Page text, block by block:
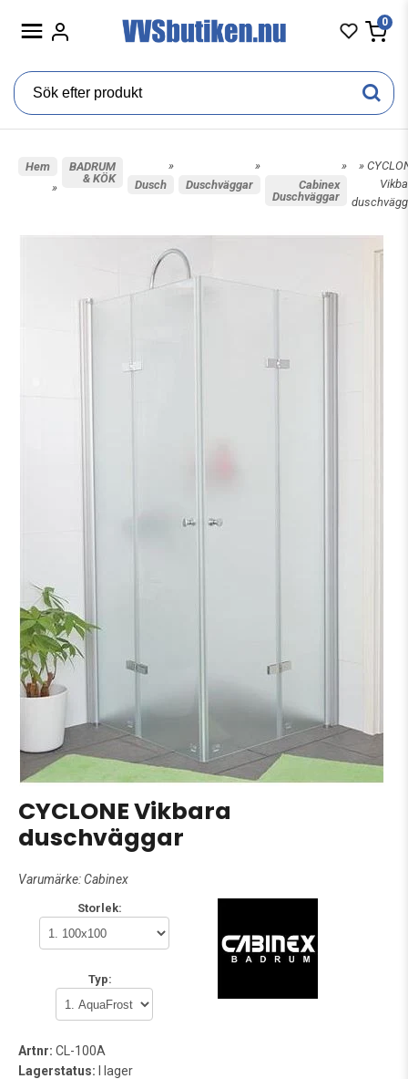
0
Hem
»
BADRUM
& KÖK
»
Dusch
»
Duschväggar
»
Cabinex
Duschväggar
»
CYCLONE Vikbara
duschväggar
Varumärke: Cabinex
Storlek:
Typ:
Artnr: CL-100A
Lagerstatus: I lager